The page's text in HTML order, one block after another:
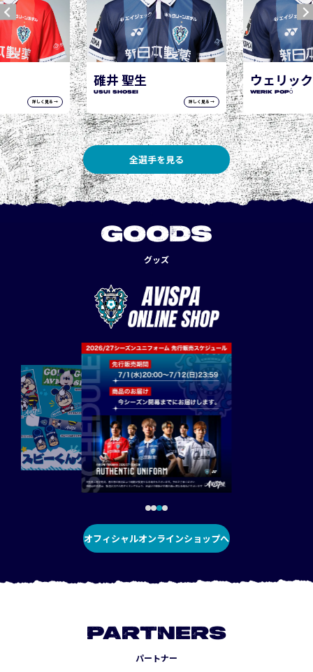
詳しく見る →
ウェリック ポポ
WERIK POPÓ
詳しく見る →
城後 寿
JOGO Hisashi
全選手を見る
GOODS
グッズ
オフィシャルオンラインショップへ
PARTNERS
パートナー